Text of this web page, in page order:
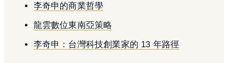
李奇申的商業哲學
龍雲數位東南亞策略
李奇申：台灣科技創業家的 13 年路徑